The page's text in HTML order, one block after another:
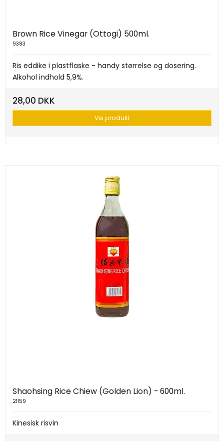
Brown Rice Vinegar (Ottogi) 500ml.
9383
Ris eddike i plastflaske - handy størrelse og dosering.
Alkohol indhold 5,9%.
28,00 DKK
Vis produkt
Shaohsing Rice Chiew (Golden Lion) - 600ml.
21159
Kinesisk risvin